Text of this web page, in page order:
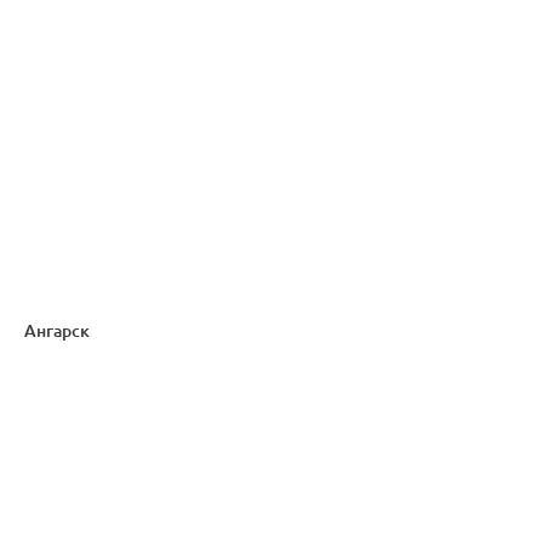
Ангарск